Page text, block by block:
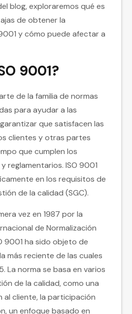
blog, exploraremos qué es
de obtener la
y cómo puede afectar a
9001?
de la familia de normas
para ayudar a las
que satisfacen las
clientes y otras partes
que cumplen los
reglamentarios. ISO 9001
en los requisitos de
de la calidad (SGC).
vez en 1987 por la
de Normalización
9001 ha sido objeto de
más reciente de las cuales
La norma se basa en varios
de la calidad, como una
cliente, la participación
un enfoque basado en